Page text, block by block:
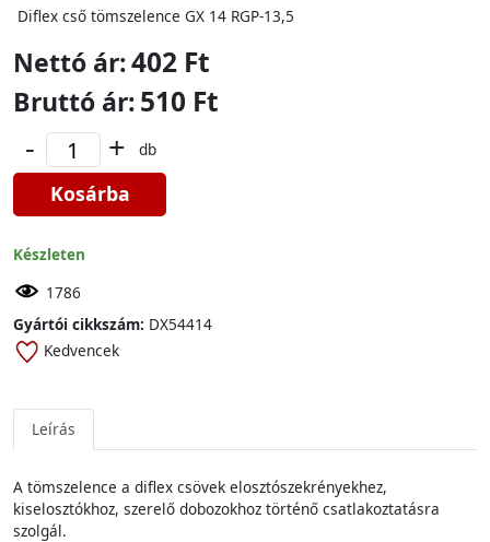
Diflex cső tömszelence GX 14 RGP-13,5
Nettó ár:402 Ft
Bruttó ár:510 Ft
- + db
Kosárba
Készleten
1786
Gyártói cikkszám: DX54414
Kedvencek
Leírás
A tömszelence a diflex csövek elosztószekrényekhez,
kiselosztókhoz, szerelő dobozokhoz történő csatlakoztatásra
szolgál.